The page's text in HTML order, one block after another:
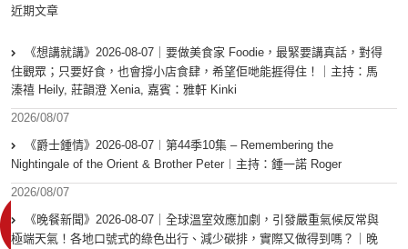
近期文章
《想講就講》2026-08-07｜要做美食家 Foodie，最緊要講真話，對得
住觀眾；只要好食，也會撐小店食肆，希望佢哋能捱得住！｜主持：馬
溱禧 Heily, 莊韻澄 Xenia, 嘉賓：雅軒 Kinki
2026/08/07
《爵士鍾情》2026-08-07︱第44季10集 – Remembering the
Nightingale of the Orient & Brother Peter︱主持：鍾一諾 Roger
2026/08/07
《晚餐新聞》2026-08-07｜全球溫室效應加劇，引發嚴重氣候反常與
極端天氣！各地口號式的綠色出行、減少碳排，實際又做得到嗎？｜晚